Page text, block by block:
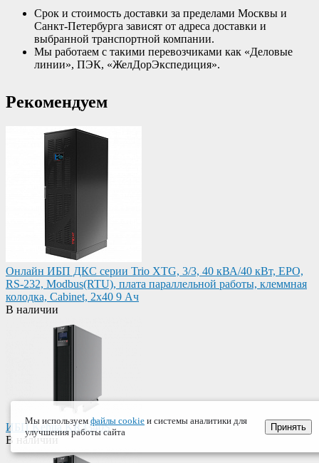
Срок и стоимость доставки за пределами Москвы и
Санкт-Петербурга зависят от адреса доставки и
выбранной транспортной компании.
Мы работаем с такими перевозчиками как «Деловые
линии», ПЭК, «ЖелДорЭкспедиция».
Рекомендуем
Онлайн ИБП ДКС серии Trio XTG, 3/3, 40 кВА/40 кВт, EPO,
RS-232, Modbus(RTU), плата параллельной работы, клеммная
колодка, Cabinet, 2x40 9 Ач
В наличии
ИБП Kehua KR3340S
В наличии
Мы используем файлы cookie и системы аналитики для
улучшения работы сайта
Принять